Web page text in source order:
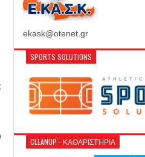
ekask@otenet.gr
SPORTS SOLUTIONS
CLEANUP - ΚΑΘΑΡΙΣΤΉΡΙΑ